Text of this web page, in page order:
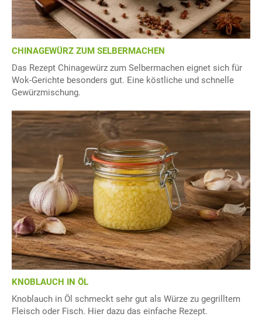
CHINAGEWÜRZ ZUM SELBERMACHEN
Das Rezept Chinagewürz zum Selbermachen eignet sich für
Wok-Gerichte besonders gut. Eine köstliche und schnelle
Gewürzmischung.
KNOBLAUCH IN ÖL
Knoblauch in Öl schmeckt sehr gut als Würze zu gegrilltem
Fleisch oder Fisch. Hier dazu das einfache Rezept.